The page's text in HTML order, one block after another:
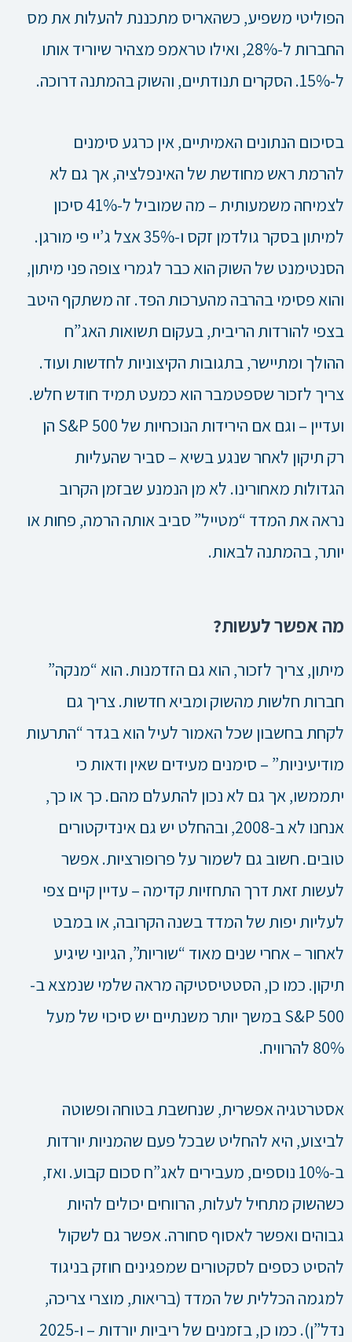
הפוליטי משפיע, כשהאריס מתכננת להעלות את מס
החברות ל-28%, ואילו טראמפ מצהיר שיוריד אותו
ל-15%. הסקרים תנודתיים, והשוק בהמתנה דרוכה.
בסיכום הנתונים האמיתיים, אין כרגע סימנים
להרמת ראש מחודשת של האינפלציה, אך גם לא
לצמיחה משמעותית – מה שמוביל ל-41% סיכון
למיתון בסקר גולדמן זקס ו-35% אצל ג’יי פי מורגן.
הסנטימנט של השוק הוא כבר לגמרי צופה פני מיתון,
והוא פסימי בהרבה מהערכות הפד. זה משתקף היטב
בצפי להורדות הריבית, בעקום תשואות האג”ח
ההולך ומתיישר, בתגובות הקיצוניות לחדשות ועוד.
צריך לזכור שספטמבר הוא כמעט תמיד חודש חלש.
ועדיין – וגם אם הירידות הנוכחיות של S&P 500 הן
רק תיקון לאחר שנגע בשיא – סביר שהעליות
הגדולות מאחורינו. לא מן הנמנע שבזמן הקרוב
נראה את המדד “מטייל” סביב אותה הרמה, פחות או
יותר, בהמתנה לבאות.
מה אפשר לעשות?
מיתון, צריך לזכור, הוא גם הזדמנות. הוא “מנקה”
חברות חלשות מהשוק ומביא חדשות. צריך גם
לקחת בחשבון שכל האמור לעיל הוא בגדר “התרעות
מודיעיניות” – סימנים מעידים שאין ודאות כי
יתממשו, אך גם לא נכון להתעלם מהם. כך או כך,
אנחנו לא ב-2008, ובהחלט יש גם אינדיקטורים
טובים. חשוב גם לשמור על פרופורציות. אפשר
לעשות זאת דרך התחזיות קדימה – עדיין קיים צפי
לעליות יפות של המדד בשנה הקרובה, או במבט
לאחור – אחרי שנים מאוד “שוריות”, הגיוני שיגיע
תיקון. כמו כן, הסטטיסטיקה מראה שלמי שנמצא ב-
S&P 500 במשך יותר משנתיים יש סיכוי של מעל
80% להרוויח.
אסטרטגיה אפשרית, שנחשבת בטוחה ופשוטה
לביצוע, היא להחליט שבכל פעם שהמניות יורדות
ב-10% נוספים, מעבירים לאג”ח סכום קבוע. ואז,
כשהשוק מתחיל לעלות, הרווחים יכולים להיות
גבוהים ואפשר לאסוף סחורה. אפשר גם לשקול
להסיט כספים לסקטורים שמפגינים חוזק בניגוד
למגמה הכללית של המדד (בריאות, מוצרי צריכה,
נדל”ן). כמו כן, בזמנים של ריביות יורדות – ו-2025